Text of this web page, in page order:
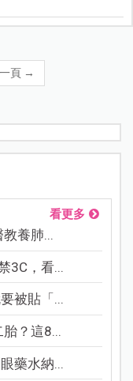
頁 →
看更多
養肺...
3C，看...
被貼「...
？這8...
藥水納...